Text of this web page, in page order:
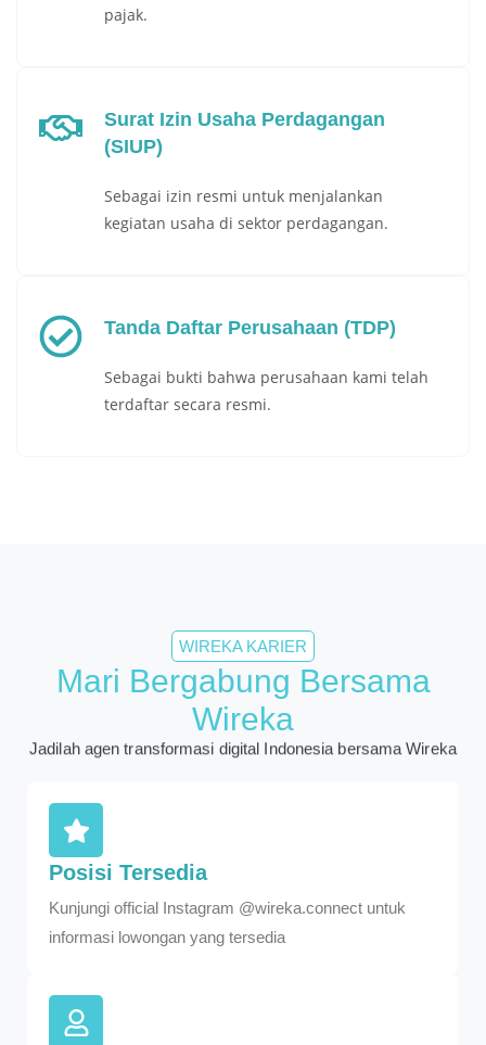
pajak.
Surat Izin Usaha Perdagangan
(SIUP)
Sebagai izin resmi untuk menjalankan
kegiatan usaha di sektor perdagangan.
Tanda Daftar Perusahaan (TDP)
Sebagai bukti bahwa perusahaan kami telah
terdaftar secara resmi.
WIREKA KARIER
Mari Bergabung Bersama
Wireka
Jadilah agen transformasi digital Indonesia bersama Wireka
Posisi Tersedia
Kunjungi official Instagram @wireka.connect untuk
informasi lowongan yang tersedia